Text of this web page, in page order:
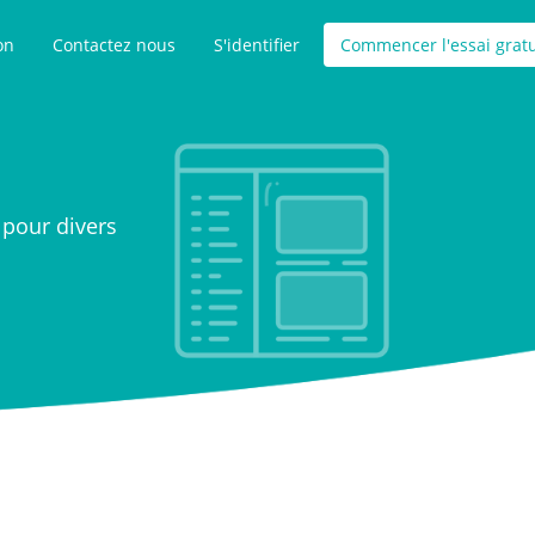
Contactez nous S'identifier Commencer l'essai
divers